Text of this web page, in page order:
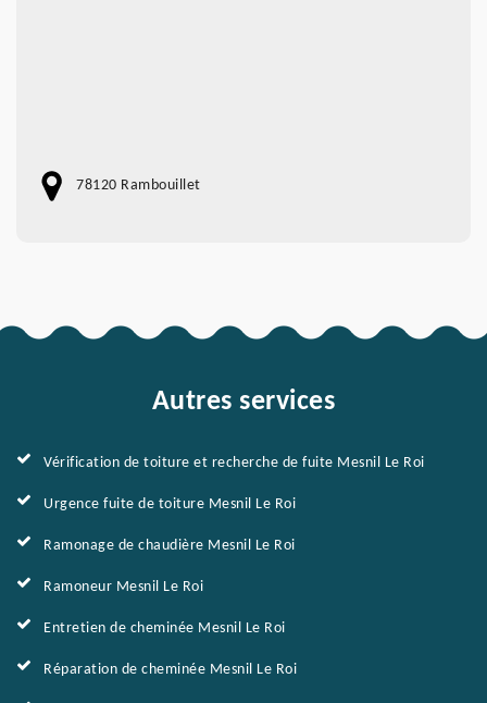
78120 Rambouillet
Autres services
Vérification de toiture et recherche de fuite Mesnil Le Roi
Urgence fuite de toiture Mesnil Le Roi
Ramonage de chaudière Mesnil Le Roi
Ramoneur Mesnil Le Roi
Entretien de cheminée Mesnil Le Roi
Réparation de cheminée Mesnil Le Roi